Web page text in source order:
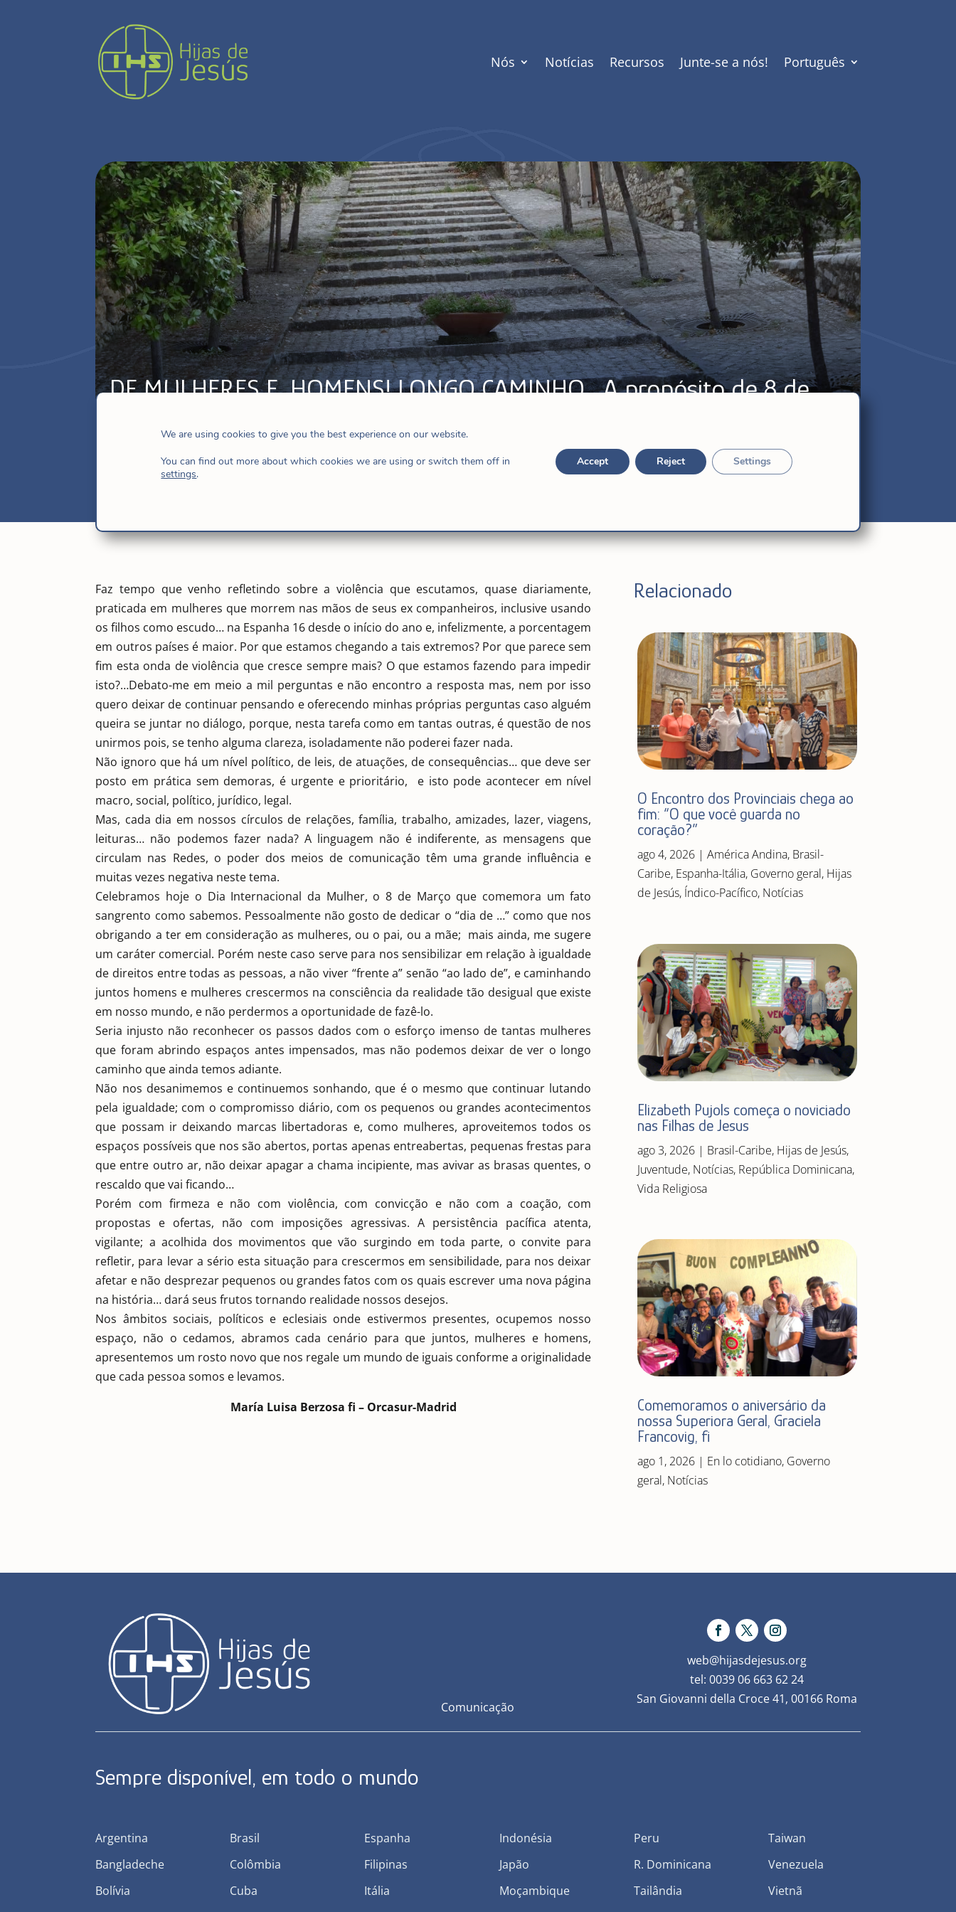
Nós Notícias Recursos Junte-se a nós! Português
DE MULHERES E…HOMENS! LONGO CAMINHO… A propósito de 8 de
Faz tempo que venho refletindo sobre a violência que escutamos, quase diariamente,
praticada em mulheres que morrem nas mãos de seus ex companheiros, inclusive usando
os filhos como escudo… na Espanha 16 desde o início do ano e, infelizmente, a porcentagem
em outros países é maior. Por que estamos chegando a tais extremos? Por que parece sem
fim esta onda de violência que cresce sempre mais? O que estamos fazendo para impedir
isto?…Debato-me em meio a mil perguntas e não encontro a resposta mas, nem por isso
quero deixar de continuar pensando e oferecendo minhas próprias perguntas caso alguém
queira se juntar no diálogo, porque, nesta tarefa como em tantas outras, é questão de nos
unirmos pois, se tenho alguma clareza, isoladamente não poderei fazer nada.
Não ignoro que há um nível político, de leis, de atuações, de consequências… que deve ser
posto em prática sem demoras, é urgente e prioritário, e isto pode acontecer em nível
macro, social, político, jurídico, legal.
Mas, cada dia em nossos círculos de relações, família, trabalho, amizades, lazer, viagens,
leituras… não podemos fazer nada? A linguagem não é indiferente, as mensagens que
circulam nas Redes, o poder dos meios de comunicação têm uma grande influência e
muitas vezes negativa neste tema.
Celebramos hoje o Dia Internacional da Mulher, o 8 de Março que comemora um fato
sangrento como sabemos. Pessoalmente não gosto de dedicar o “dia de …” como que nos
obrigando a ter em consideração as mulheres, ou o pai, ou a mãe; mais ainda, me sugere
um caráter comercial. Porém neste caso serve para nos sensibilizar em relação à igualdade
de direitos entre todas as pessoas, a não viver “frente a” senão “ao lado de”, e caminhando
juntos homens e mulheres crescermos na consciência da realidade tão desigual que existe
em nosso mundo, e não perdermos a oportunidade de fazê-lo.
Seria injusto não reconhecer os passos dados com o esforço imenso de tantas mulheres
que foram abrindo espaços antes impensados, mas não podemos deixar de ver o longo
caminho que ainda temos adiante.
Não nos desanimemos e continuemos sonhando, que é o mesmo que continuar lutando
pela igualdade; com o compromisso diário, com os pequenos ou grandes acontecimentos
que possam ir deixando marcas libertadoras e, como mulheres, aproveitemos todos os
espaços possíveis que nos são abertos, portas apenas entreabertas, pequenas frestas para
que entre outro ar, não deixar apagar a chama incipiente, mas avivar as brasas quentes, o
rescaldo que vai ficando…
Porém com firmeza e não com violência, com convicção e não com a coação, com
propostas e ofertas, não com imposições agressivas. A persistência pacífica atenta,
vigilante; a acolhida dos movimentos que vão surgindo em toda parte, o convite para
refletir, para levar a sério esta situação para crescermos em sensibilidade, para nos deixar
afetar e não desprezar pequenos ou grandes fatos com os quais escrever uma nova página
na história… dará seus frutos tornando realidade nossos desejos.
Nos âmbitos sociais, políticos e eclesiais onde estivermos presentes, ocupemos nosso
espaço, não o cedamos, abramos cada cenário para que juntos, mulheres e homens,
apresentemos um rosto novo que nos regale um mundo de iguais conforme a originalidade
que cada pessoa somos e levamos.
María Luisa Berzosa fi – Orcasur-Madrid
Relacionado
O Encontro dos Provinciais chega ao
fim: “O que você guarda no
coração?”
ago 4, 2026| América Andina, Brasil-
Caribe, Espanha-Itália, Governo geral, Hijas
de Jesús, Índico-Pacífico, Notícias
Elizabeth Pujols começa o noviciado
nas Filhas de Jesus
ago 3, 2026| Brasil-Caribe, Hijas de Jesús,
Juventude, Notícias, República Dominicana,
Vida Religiosa
Comemoramos o aniversário da
nossa Superiora Geral, Graciela
Francovig, fi
ago 1, 2026| En lo cotidiano, Governo
geral, Notícias
Comunicação
web@hijasdejesus.org
tel: 0039 06 663 62 24
San Giovanni della Croce 41, 00166 Roma
Sempre disponível, em todo o mundo
Argentina
Bangladeche
Bolívia
Brasil
Colômbia
Cuba
Espanha
Filipinas
Itália
Indonésia
Japão
Moçambique
Peru
R. Dominicana
Tailândia
Taiwan
Venezuela
Vietnã
We are using cookies to give you the best experience on our website.
You can find out more about which cookies we are using or switch them off in
settings.
Accept Reject Settings